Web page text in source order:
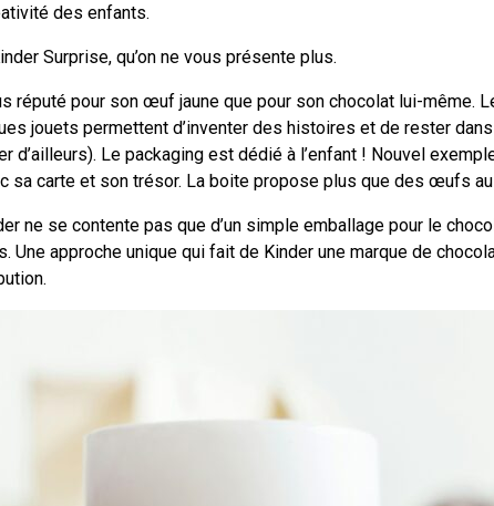
des enfants.
Surprise, qu’on ne vous présente plus.
réputé pour son œuf jaune que pour son chocolat lui-même.
jouets permettent d’inventer des histoires et de rester
d’ailleurs). Le packaging est dédié à l’enfant ! Nouvel
sa carte et son trésor. La boite propose plus que des œufs
ne se contente pas que d’un simple emballage pour le
Une approche unique qui fait de Kinder une marque de